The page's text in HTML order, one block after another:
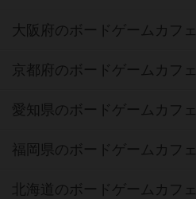
大阪府のボードゲームカフェ
京都府のボードゲームカフェ
愛知県のボードゲームカフェ
福岡県のボードゲームカフェ
北海道のボードゲームカフェ